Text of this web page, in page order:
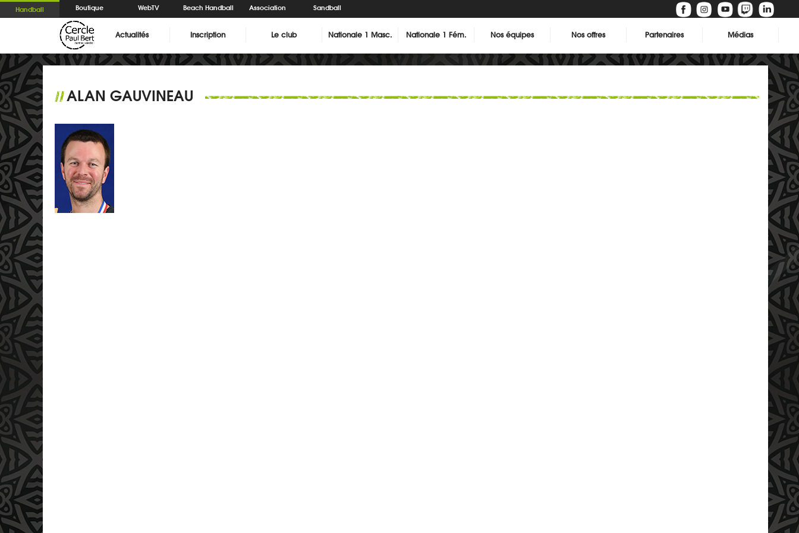
Handball Boutique WebTV Beach Handball Association Sandball
Actualités Inscription Le club Nationale 1 Masc. Nationale 1 Fém. Nos équipes Nos offres Partenaires Médias
//ALAN GAUVINEAU